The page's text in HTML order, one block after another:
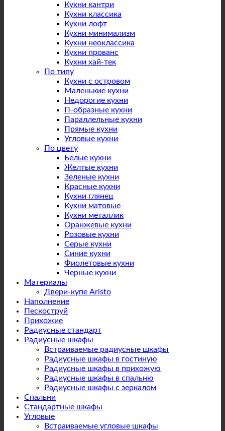
Кухни кантри
Кухни классика
Кухни лофт
Кухни минимализм
Кухни неоклассика
Кухни прованс
Кухни хай-тек
По типу
Кухни с островом
Маленькие кухни
Недорогие кухни
П-образные кухни
Параллельные кухни
Прямые кухни
Угловые кухни
По цвету
Белые кухни
Желтые кухни
Зеленые кухни
Красные кухни
Кухни глянец
Кухни матовые
Кухни металлик
Оранжевые кухни
Розовые кухни
Серые кухни
Синие кухни
Фиолетовые кухни
Черные кухни
Материалы
Двери-купе Aristo
Наполнение
Пескоструй
Прихожие
Радиусные стандарт
Радиусные шкафы
Встраиваемые радиусные шкафы
Радиусные шкафы в гостиную
Радиусные шкафы в прихожую
Радиусные шкафы в спальню
Радиусные шкафы с зеркалом
Спальни
Стандартные шкафы
Угловые
Встраиваемые угловые шкафы